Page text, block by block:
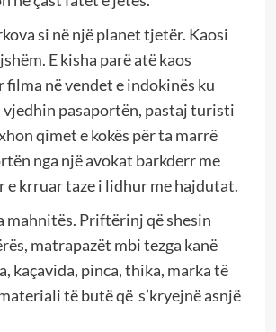
si në një planet tjetër. Kaosi
E kisha parë atë kaos
në vendet e indokinës ku
pasaportën, pastaj turisti
qimet e kokës për ta marrë
nga një avokat barkderr me
e krruar taze i lidhur me hajdutat.
mahnitës. Priftërinj që shesin
matrapazët mbi tezga kanë
kaçavida, pinca, thika, marka të
të butë që s’kryejnë asnjë